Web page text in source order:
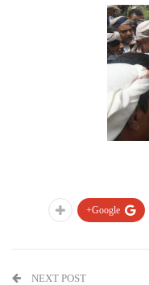
Google+
NEXT POST